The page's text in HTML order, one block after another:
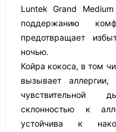
Luntek Grand
поддержанию
предотвращает
ночью.
Койра кокоса, в том
вызывает
чувствительной
склонностью к
устойчива к